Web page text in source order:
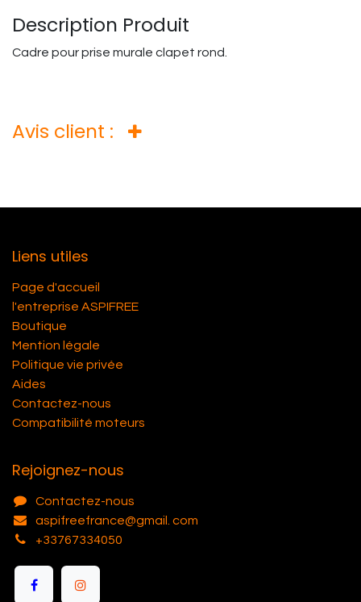
Description Produit
Cadre pour prise murale clapet rond.
Avis client :
Liens utiles
Page d'accueil
l'entreprise ASPIFREE
Boutique
Mention légale
Politique vie privée
Aides
Contactez-nous
Compatibilité moteurs
Rejoignez-nous
Contactez-nous
aspifreefrance@gmail. com
+33767334050